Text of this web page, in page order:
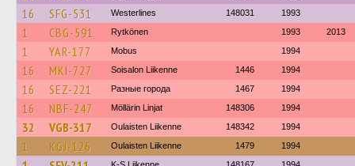
16 SFG-531 Westerlines 148031 1993
1 CBG-591 Rytkönen 1993 2013
1 YAR-177 Mobus 1994
16 MKI-727 Soisalon Liikenne 1446 1994
16 SEZ-221 Разные города 1467 1994
16 NBF-247 Möllärin Linjat 148306 1994
32 VGB-317 Oulaisten Liikenne 148342 1994
1 KGJ-126 Oulaisten Liikenne 1479 1994